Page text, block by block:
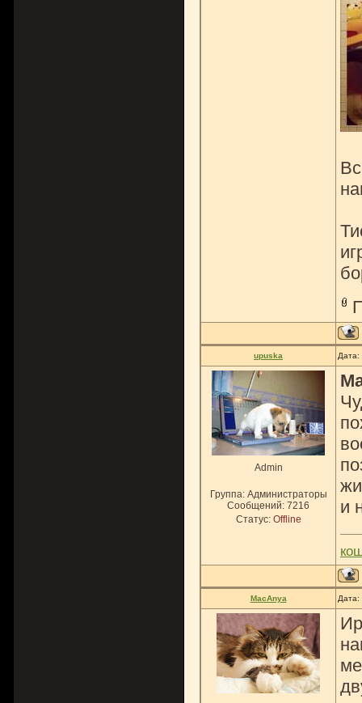
upuska Дата:
Admin
Группа: Администраторы
Сообщений: 7216
Статус: Offline
и
MacAnya Дата: